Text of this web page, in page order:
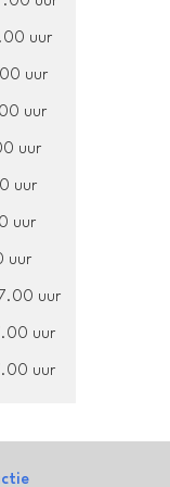
uur
uur
uur
uur
uur
uur
uur
uur
uur
uur